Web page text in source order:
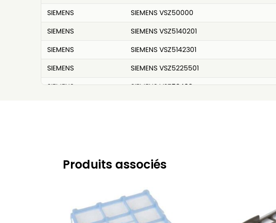
SIEMENS
SIEMENS VSZ50000
SIEMENS
SIEMENS VSZ5140201
SIEMENS
SIEMENS VSZ5142301
SIEMENS
SIEMENS VSZ5225501
SIEMENS
SIEMENS VSZ52402
SIEMENS
SIEMENS VSZ59999
SIEMENS VSZ5GP126406
SIEMENS
SIEMENS VSZ5GP1265
Produits associés